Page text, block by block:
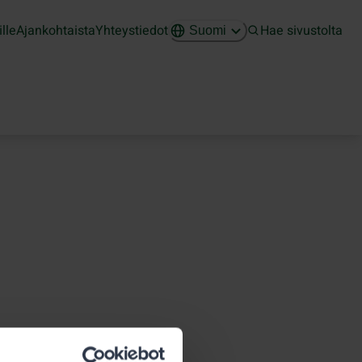
AjankohtaistaYhteystiedot Suomi Hae sivustolta